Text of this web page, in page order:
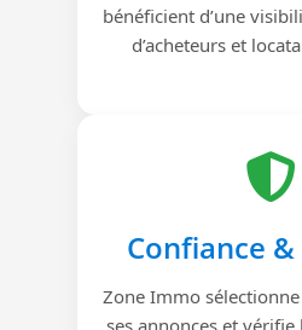
bénéficient d’une
d’acheteurs et
Confiance
Zone Immo
ses annonces et